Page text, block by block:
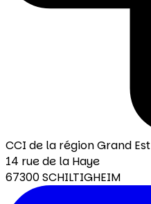
CCI de la région Grand Est
14 rue de la Haye
67300 SCHILTIGHEIM